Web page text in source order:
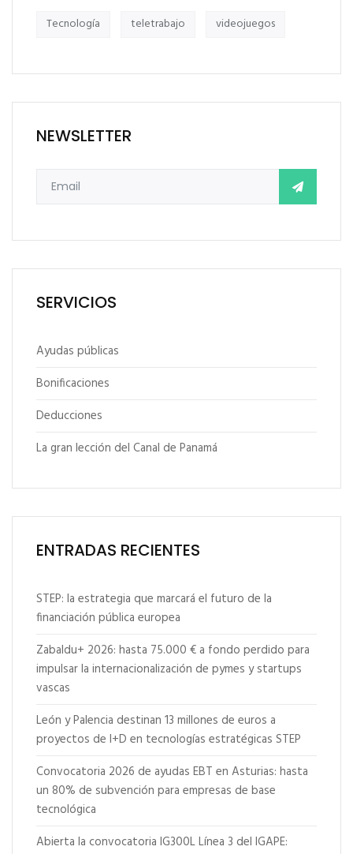
Tecnología teletrabajo videojuegos
NEWSLETTER
SERVICIOS
Ayudas públicas
Bonificaciones
Deducciones
La gran lección del Canal de Panamá
ENTRADAS RECIENTES
STEP: la estrategia que marcará el futuro de la
financiación pública europea
Zabaldu+ 2026: hasta 75.000 € a fondo perdido para
impulsar la internacionalización de pymes y startups
vascas
León y Palencia destinan 13 millones de euros a
proyectos de I+D en tecnologías estratégicas STEP
Convocatoria 2026 de ayudas EBT en Asturias: hasta
un 80% de subvención para empresas de base
tecnológica
Abierta la convocatoria IG300L Línea 3 del IGAPE: